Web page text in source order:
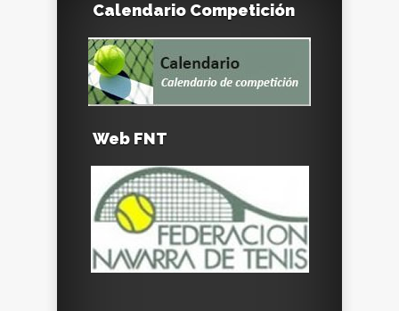
Calendario Competición
Web FNT